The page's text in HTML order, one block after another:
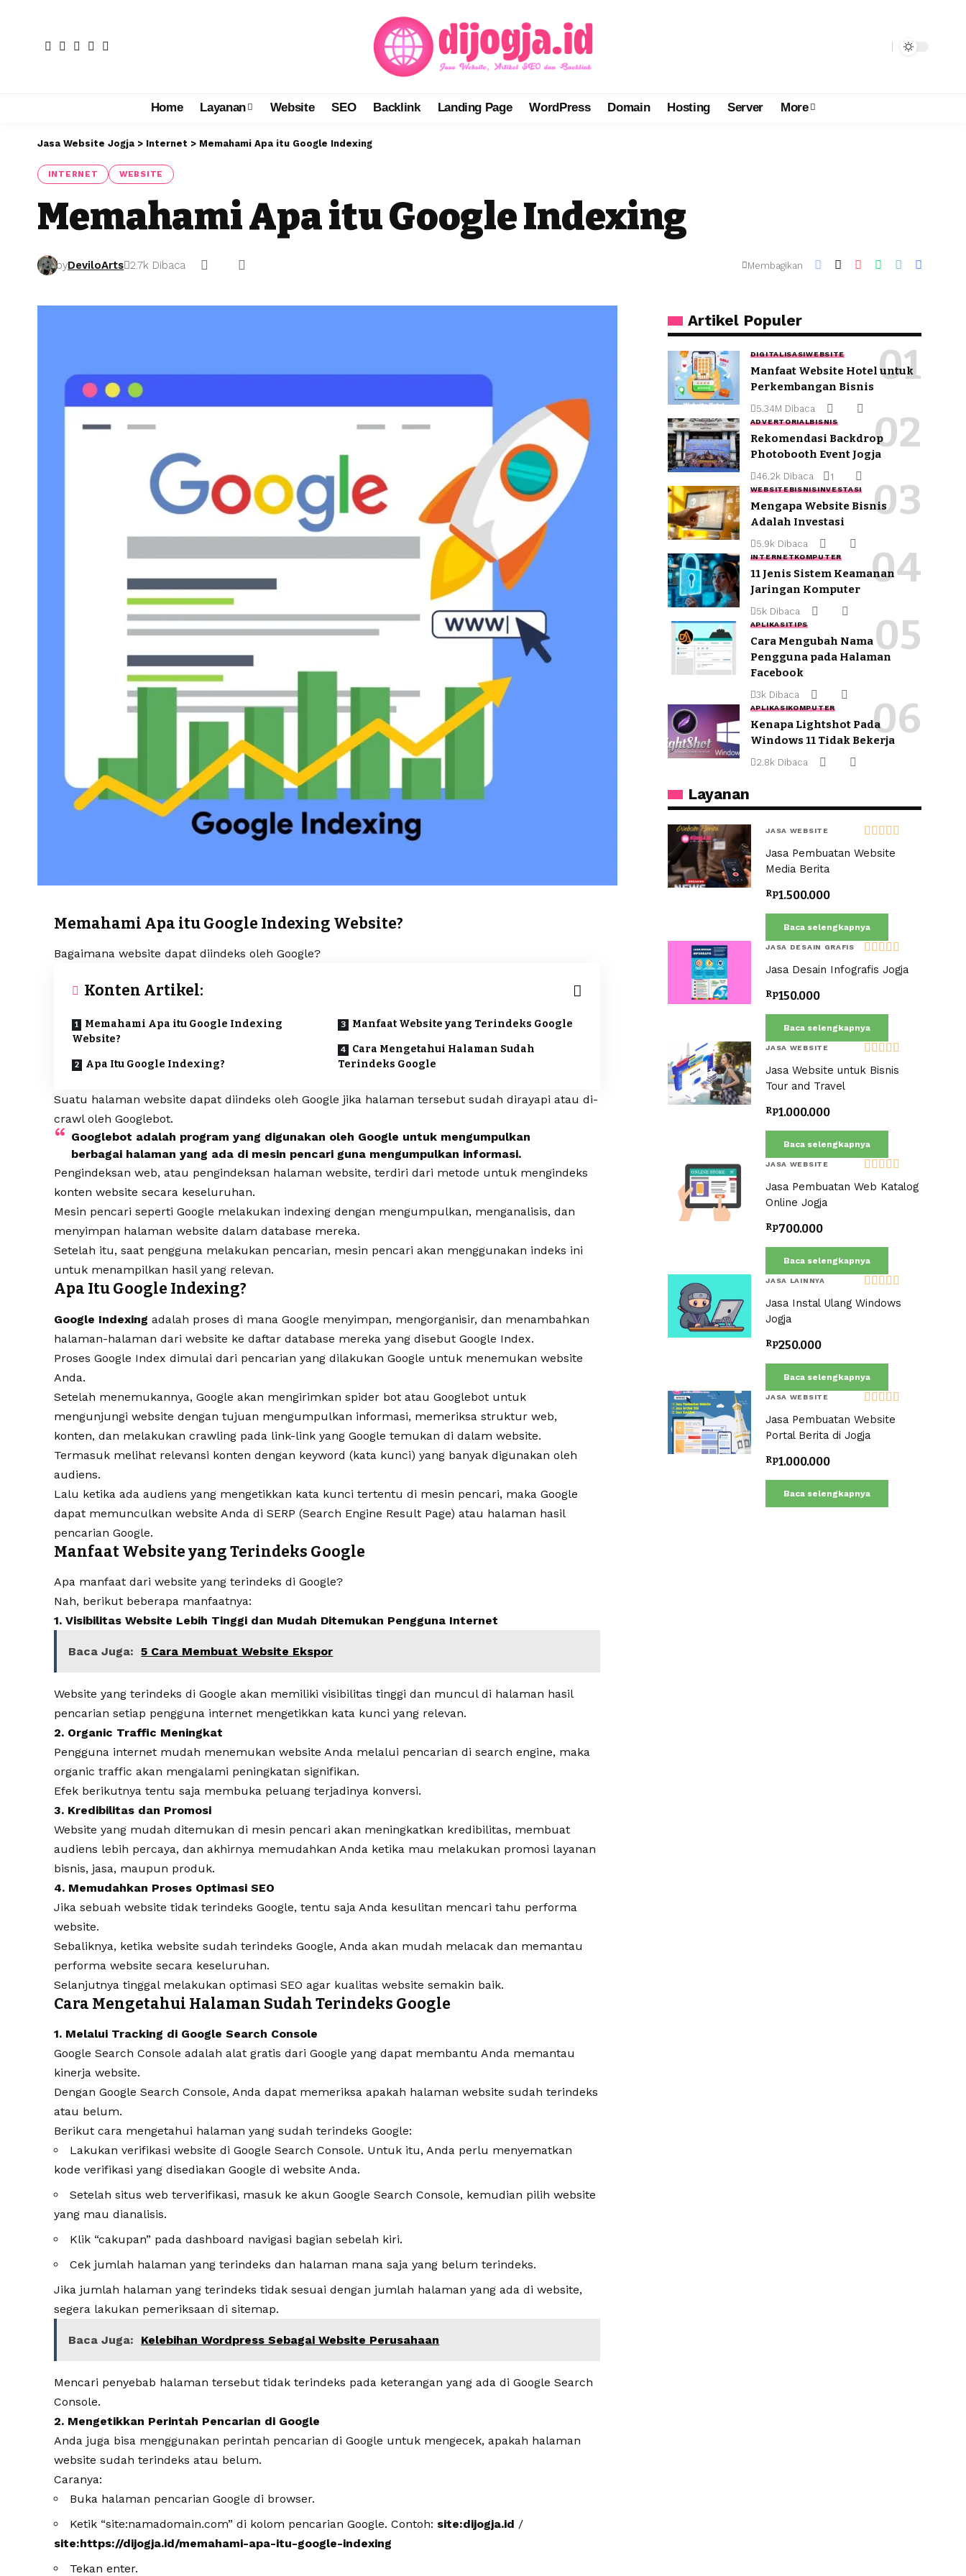
Home Layanan Website SEO Backlink Landing Page WordPress Domain Hosting Server More
Jasa Website Jogja > Internet > Memahami Apa itu Google Indexing
INTERNET WEBSITE
Memahami Apa itu Google Indexing
byDeviloArts 2.7k Dibaca Membagikan
Memahami Apa itu Google Indexing Website?
Bagaimana website dapat diindeks oleh Google?
Konten Artikel:
Memahami Apa itu Google Indexing
Website?
Apa Itu Google Indexing?
Manfaat Website yang Terindeks Google
Cara Mengetahui Halaman Sudah
Terindeks Google
Suatu halaman website dapat diindeks oleh Google jika halaman tersebut sudah dirayapi atau di-
crawl oleh Googlebot.
Googlebot adalah program yang digunakan oleh Google untuk mengumpulkan
berbagai halaman yang ada di mesin pencari guna mengumpulkan informasi.
Pengindeksan web, atau pengindeksan halaman website, terdiri dari metode untuk mengindeks
konten website secara keseluruhan.
Mesin pencari seperti Google melakukan indexing dengan mengumpulkan, menganalisis, dan
menyimpan halaman website dalam database mereka.
Setelah itu, saat pengguna melakukan pencarian, mesin pencari akan menggunakan indeks ini
untuk menampilkan hasil yang relevan.
Apa Itu Google Indexing?
Google Indexing adalah proses di mana Google menyimpan, mengorganisir, dan menambahkan
halaman-halaman dari website ke daftar database mereka yang disebut Google Index.
Proses Google Index dimulai dari pencarian yang dilakukan Google untuk menemukan website
Anda.
Setelah menemukannya, Google akan mengirimkan spider bot atau Googlebot untuk
mengunjungi website dengan tujuan mengumpulkan informasi, memeriksa struktur web,
konten, dan melakukan crawling pada link-link yang Google temukan di dalam website.
Termasuk melihat relevansi konten dengan keyword (kata kunci) yang banyak digunakan oleh
audiens.
Lalu ketika ada audiens yang mengetikkan kata kunci tertentu di mesin pencari, maka Google
dapat memunculkan website Anda di SERP (Search Engine Result Page) atau halaman hasil
pencarian Google.
Manfaat Website yang Terindeks Google
Apa manfaat dari website yang terindeks di Google?
Nah, berikut beberapa manfaatnya:
1. Visibilitas Website Lebih Tinggi dan Mudah Ditemukan Pengguna Internet
Baca Juga: 5 Cara Membuat Website Ekspor
Website yang terindeks di Google akan memiliki visibilitas tinggi dan muncul di halaman hasil
pencarian setiap pengguna internet mengetikkan kata kunci yang relevan.
2. Organic Traffic Meningkat
Pengguna internet mudah menemukan website Anda melalui pencarian di search engine, maka
organic traffic akan mengalami peningkatan signifikan.
Efek berikutnya tentu saja membuka peluang terjadinya konversi.
3. Kredibilitas dan Promosi
Website yang mudah ditemukan di mesin pencari akan meningkatkan kredibilitas, membuat
audiens lebih percaya, dan akhirnya memudahkan Anda ketika mau melakukan promosi layanan
bisnis, jasa, maupun produk.
4. Memudahkan Proses Optimasi SEO
Jika sebuah website tidak terindeks Google, tentu saja Anda kesulitan mencari tahu performa
website.
Sebaliknya, ketika website sudah terindeks Google, Anda akan mudah melacak dan memantau
performa website secara keseluruhan.
Selanjutnya tinggal melakukan optimasi SEO agar kualitas website semakin baik.
Cara Mengetahui Halaman Sudah Terindeks Google
1. Melalui Tracking di Google Search Console
Google Search Console adalah alat gratis dari Google yang dapat membantu Anda memantau
kinerja website.
Dengan Google Search Console, Anda dapat memeriksa apakah halaman website sudah terindeks
atau belum.
Berikut cara mengetahui halaman yang sudah terindeks Google:
Lakukan verifikasi website di Google Search Console. Untuk itu, Anda perlu menyematkan
kode verifikasi yang disediakan Google di website Anda.
Setelah situs web terverifikasi, masuk ke akun Google Search Console, kemudian pilih website
yang mau dianalisis.
Klik “cakupan” pada dashboard navigasi bagian sebelah kiri.
Cek jumlah halaman yang terindeks dan halaman mana saja yang belum terindeks.
Jika jumlah halaman yang terindeks tidak sesuai dengan jumlah halaman yang ada di website,
segera lakukan pemeriksaan di sitemap.
Baca Juga: Kelebihan Wordpress Sebagai Website Perusahaan
Mencari penyebab halaman tersebut tidak terindeks pada keterangan yang ada di Google Search
Console.
2. Mengetikkan Perintah Pencarian di Google
Anda juga bisa menggunakan perintah pencarian di Google untuk mengecek, apakah halaman
website sudah terindeks atau belum.
Caranya:
Buka halaman pencarian Google di browser.
Ketik “site:namadomain.com” di kolom pencarian Google. Contoh: site:dijogja.id /
site:https://dijogja.id/memahami-apa-itu-google-indexing
Tekan enter.
Artikel Populer
DIGITALISASIWEBSITE
Manfaat Website Hotel untuk
Perkembangan Bisnis
5.34M Dibaca
ADVERTORIALBISNIS
Rekomendasi Backdrop
Photobooth Event Jogja
46.2k Dibaca 1
WEBSITEBISNISINVESTASI
Mengapa Website Bisnis
Adalah Investasi
5.9k Dibaca
INTERNETKOMPUTER
11 Jenis Sistem Keamanan
Jaringan Komputer
5k Dibaca
APLIKASITIPS
Cara Mengubah Nama
Pengguna pada Halaman
Facebook
3k Dibaca
APLIKASIKOMPUTER
Kenapa Lightshot Pada
Windows 11 Tidak Bekerja
2.8k Dibaca
Layanan
JASA WEBSITE
Dinilai
dari 5
Jasa Pembuatan Website
Media Berita
Rp1.500.000
Baca selengkapnya
JASA DESAIN GRAFIS
Dinilai
5.00
dari 5
Jasa Desain Infografis Jogja
Rp150.000
Baca selengkapnya
JASA WEBSITE
Dinilai
dari 5
Jasa Website untuk Bisnis
Tour and Travel
Rp1.000.000
Baca selengkapnya
JASA WEBSITE
Dinilai
5.00
dari 5
Jasa Pembuatan Web Katalog
Online Jogja
Rp700.000
Baca selengkapnya
JASA LAINNYA
Dinilai
dari 5
Jasa Instal Ulang Windows
Jogja
Rp250.000
Baca selengkapnya
JASA WEBSITE
Dinilai
dari 5
Jasa Pembuatan Website
Portal Berita di Jogja
Rp1.000.000
Baca selengkapnya